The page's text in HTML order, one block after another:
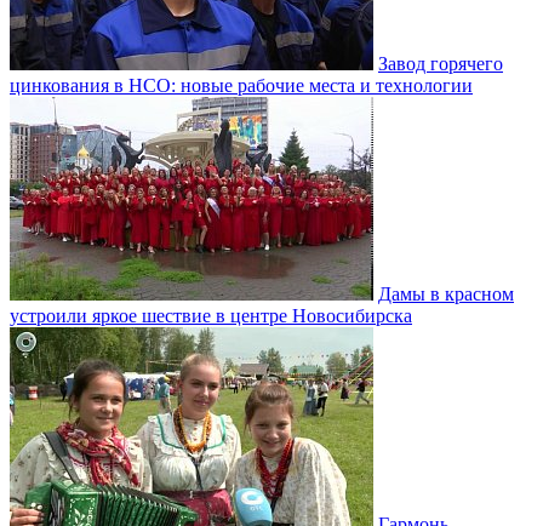
Завод горячего
цинкования в НСО: новые рабочие места и технологии
Дамы в красном
устроили яркое шествие в центре Новосибирска